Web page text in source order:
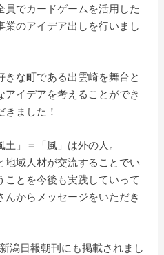
でカードゲームを活用した
のアイデア出しを行いまし
な町である出雲崎を舞台と
アイデアを考えることができ
ました！
」＝「風」は外の人。
地域人材が交流することでい
とを今後も実践していって
からメッセージをいただき
潟日報朝刊にも掲載されまし